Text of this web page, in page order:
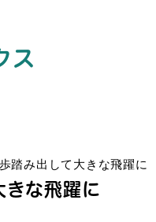
ス
踏み出して大きな飛躍に
きな飛躍に